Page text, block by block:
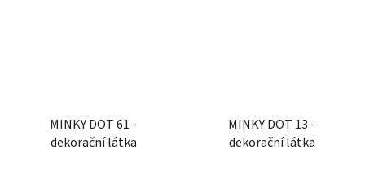
MINKY DOT 61 -
dekorační látka
MINKY DOT 13 -
dekorační látka